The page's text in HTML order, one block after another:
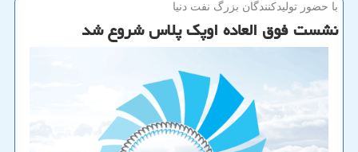
با حضور تولیدكنندگان بزرگ نفت دنیا
نشست فوق العاده اوپك پلاس شروع شد